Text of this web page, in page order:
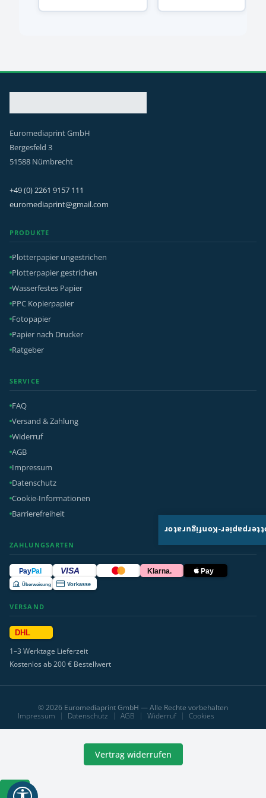
Euromediaprint GmbH
Bergesfeld 3
51588 Nümbrecht
+49 (0) 2261 9157 111
euromediaprint@gmail.com
PRODUKTE
Plotterpapier ungestrichen
Plotterpapier gestrichen
Wasserfestes Papier
PPC Kopierpapier
Fotopapier
Papier nach Drucker
Ratgeber
SERVICE
FAQ
Versand & Zahlung
Widerruf
AGB
Impressum
Datenschutz
Cookie-Informationen
Barrierefreiheit
ZAHLUNGSARTEN
PayPal VISA Klarna. Pay
Überweisung Vorkasse
VERSAND
DHL
1–3 Werktage Lieferzeit
Kostenlos ab 200 € Bestellwert
© 2026 Euromediaprint GmbH — Alle Rechte vorbehalten
Impressum
Datenschutz AGB Widerruf Cookies
Vertrag widerrufen
Werkzeugleiste
Plotterpapier-